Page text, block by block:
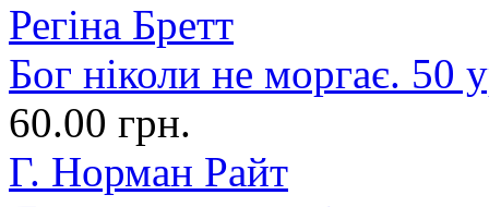
Регіна Бретт
Бог ніколи не моргає. 50
60.00 грн.
Г. Норман Райт